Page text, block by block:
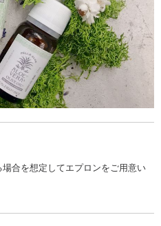
合を想定してエプロンをご用意い